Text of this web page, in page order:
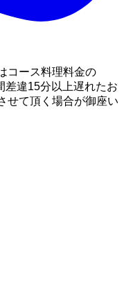
コース料理料金の
差違15分以上遅れたお
せて頂く場合が御座い